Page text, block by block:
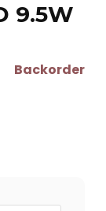
9.5W
Backorder